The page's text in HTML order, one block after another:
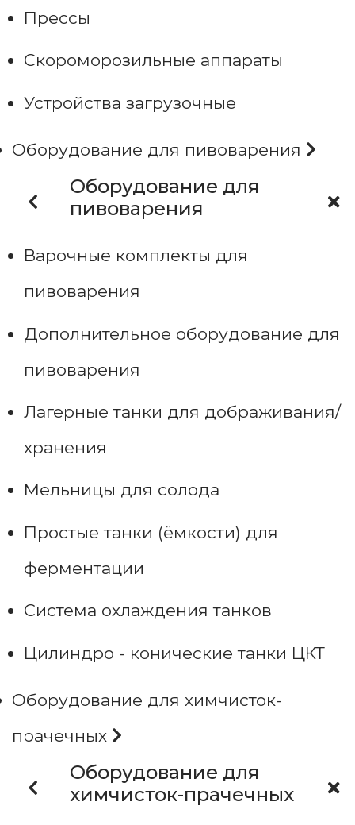
Прессы
Скороморозильные аппараты
Устройства загрузочные
Оборудование для пивоварения
Оборудование для
пивоварения
Варочные комплекты для
пивоварения
Дополнительное оборудование для
пивоварения
Лагерные танки для дображивания/
хранения
Мельницы для солода
Простые танки (ёмкости) для
ферментации
Система охлаждения танков
Цилиндро - конические танки ЦКТ
Оборудование для химчисток-
прачечных
Оборудование для
химчисток-прачечных